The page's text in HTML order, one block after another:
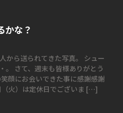
な？
から送られてきた写真。 シュー
。 さて、週末も皆様ありがとう
顔にお会いできた事に感謝感謝
（火）は定休日でございま […]